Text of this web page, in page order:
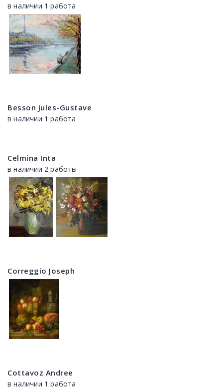
в наличии 1 работа
Besson Jules-Gustave
в наличии 1 работа
Celmina Inta
в наличии 2 работы
Correggio Joseph
Cottavoz Andree
в наличии 1 работа